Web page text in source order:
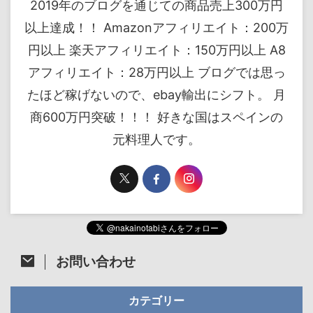
2019年のブログを通じての商品売上300万円
以上達成！！ Amazonアフィリエイト：200万
円以上 楽天アフィリエイト：150万円以上 A8
アフィリエイト：28万円以上 ブログでは思っ
たほど稼げないので、ebay輸出にシフト。 月
商600万円突破！！！ 好きな国はスペインの
元料理人です。
お問い合わせ
カテゴリー